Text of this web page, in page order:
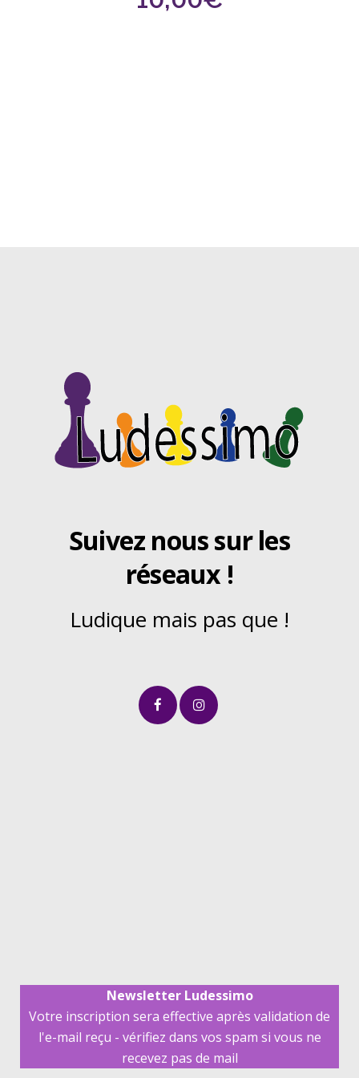
Suivez nous sur les
réseaux !
Ludique mais pas que !
Newsletter Ludessimo
Votre inscription sera effective après validation de
l'e-mail reçu - vérifiez dans vos spam si vous ne
recevez pas de mail